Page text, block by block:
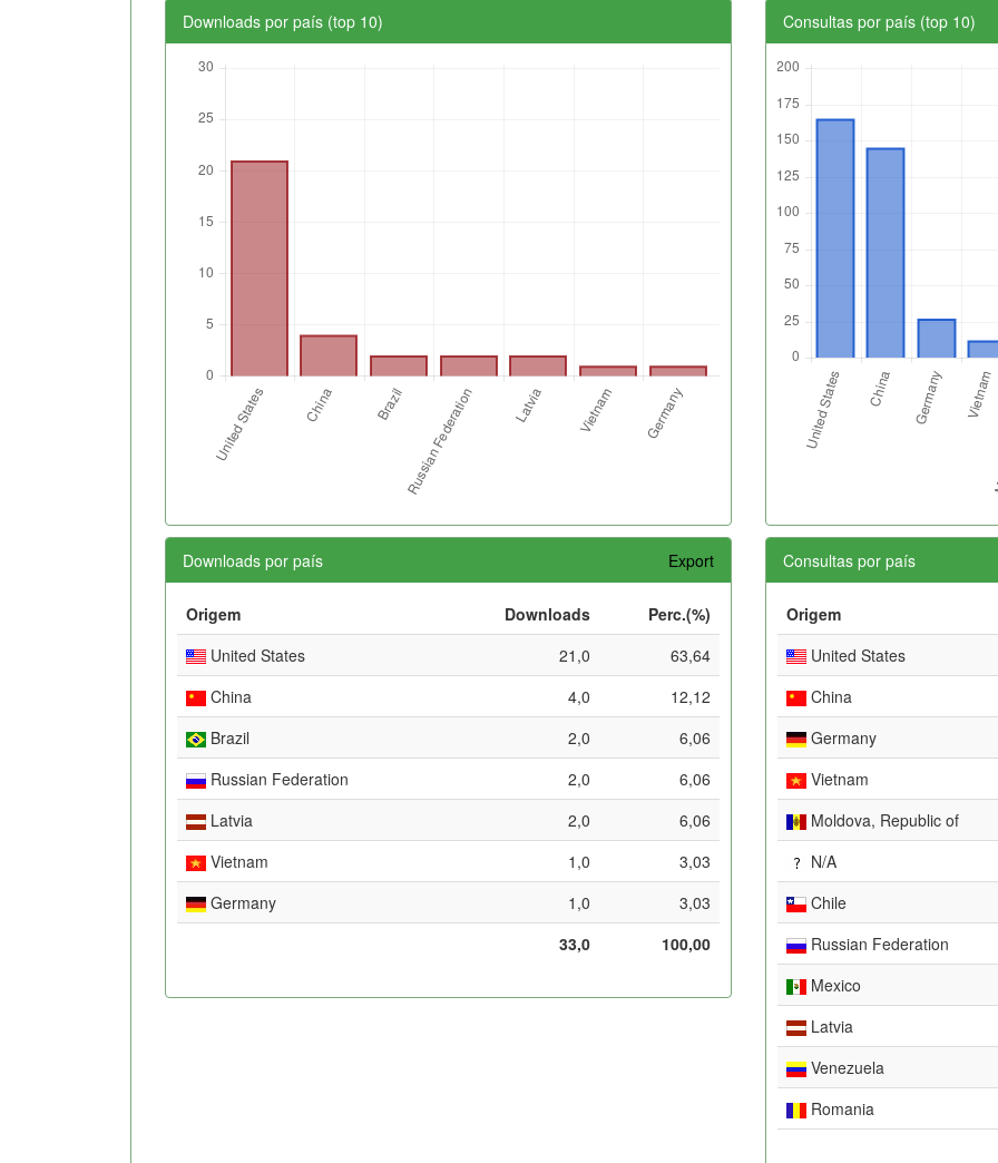
Downloads por país (top 10) Consultas por país (top 10)
Downloads por país Export
Origem Downloads
Perc.(%)
United States
21,0
63,64
China
4,0
12,12
Brazil
2,0
6,06
Russian Federation
2,0
6,06
Latvia
2,0
6,06
Vietnam
1,0
3,03
Germany
1,0
3,03
33,0
100,00
Consultas por país
Origem
United States
China
Germany
Vietnam
Moldova, Republic of
N/A
Chile
Russian Federation
Mexico
Latvia
Venezuela
Romania